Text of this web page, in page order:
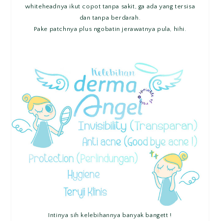
whiteheadnya ikut copot tanpa sakit, ga ada yang tersisa
dan tanpa berdarah.
Pake patchnya plus ngobatin jerawatnya pula, hihi.
Intinya sih kelebihannya banyak bangett !